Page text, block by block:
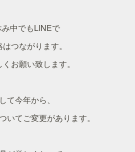
み中でもLINEで
つながります。
お願い致します。
て今年から、
いてご変更があります。